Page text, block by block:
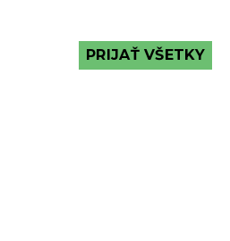
PRIJAŤ VŠETKY